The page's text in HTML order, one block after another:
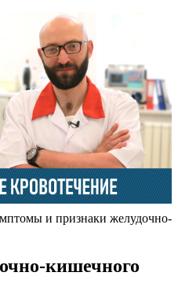
и признаки желудочно-
кишечного